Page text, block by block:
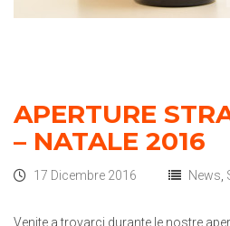
APERTURE
– NATALE 2016
17 Dicembre 2016 News
Venite a trovarci durante le nostre